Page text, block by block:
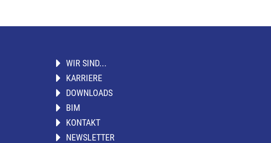
WIR SIND...
KARRIERE
DOWNLOADS
BIM
KONTAKT
NEWSLETTER